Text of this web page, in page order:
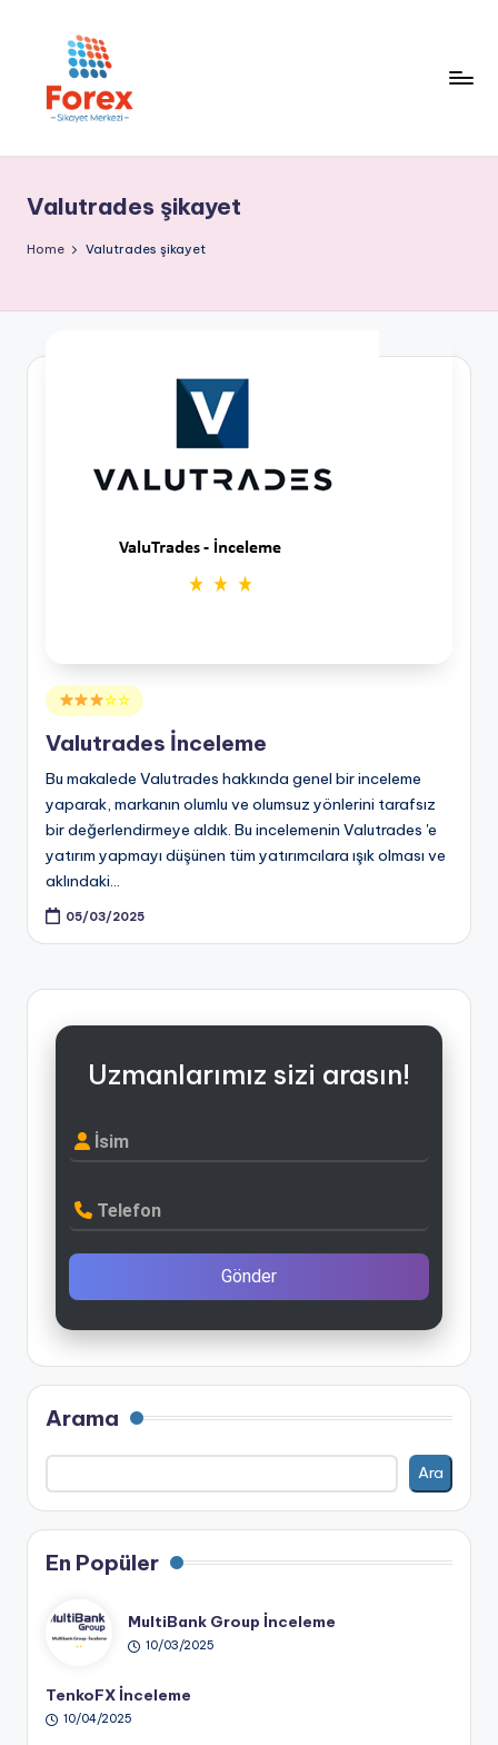
Valutrades şikayet
Home Valutrades şikayet
Posted
in
☆☆
Valutrades İnceleme
Bu makalede Valutrades hakkında genel bir inceleme
yaparak, markanın olumlu ve olumsuz yönlerini tarafsız
bir değerlendirmeye aldık. Bu incelemenin Valutrades 'e
yatırım yapmayı düşünen tüm yatırımcılara ışık olması ve
aklındaki…
05/03/2025
Uzmanlarımız sizi arasın!
İsim
Telefon
Gönder
Arama
Ara
En Popüler
MultiBank Group İnceleme
10/03/2025
TenkoFX İnceleme
10/04/2025